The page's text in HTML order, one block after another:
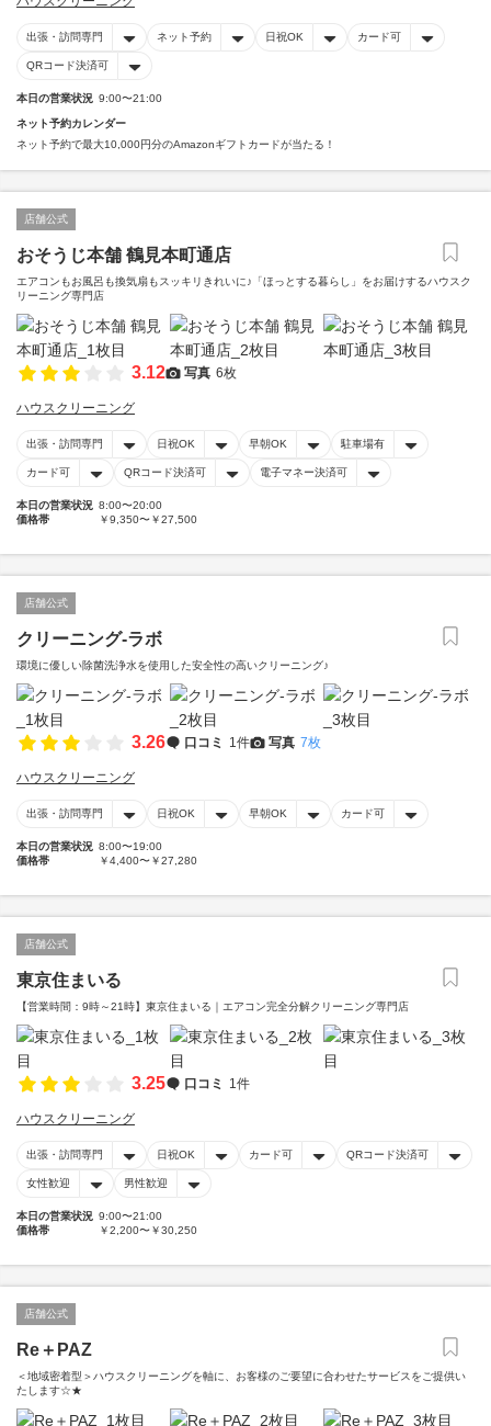
出張・訪問専門 ネット予約 日祝OK カード可
QRコード決済可
本日の営業状況 9:00〜21:00
ネット予約カレンダー
ネット予約で最大10,000円分のAmazonギフトカードが当たる！
店舗公式
おそうじ本舗 鶴見本町通店
エアコンもお風呂も換気扇もスッキリきれいに♪「ほっとする暮らし」をお届けするハウスク
リーニング専門店
3.12 写真 6枚
ハウスクリーニング
出張・訪問専門 日祝OK 早朝OK 駐車場有
カード可 QRコード決済可 電子マネー決済可
本日の営業状況 8:00〜20:00
価格帯
￥9,350〜￥27,500
店舗公式
クリーニング-ラボ
環境に優しい除菌洗浄水を使用した安全性の高いクリーニング♪
3.26 口コミ 1件 写真 7枚
ハウスクリーニング
出張・訪問専門 日祝OK 早朝OK カード可
本日の営業状況 8:00〜19:00
価格帯
￥4,400〜￥27,280
店舗公式
東京住まいる
【営業時間：9時～21時】東京住まいる｜エアコン完全分解クリーニング専門店
3.25 口コミ 1件
ハウスクリーニング
出張・訪問専門 日祝OK カード可 QRコード決済可
女性歓迎 男性歓迎
本日の営業状況 9:00〜21:00
価格帯
￥2,200〜￥30,250
店舗公式
Re＋PAZ
＜地域密着型＞ハウスクリーニングを軸に、お客様のご要望に合わせたサービスをご提供い
たします☆★